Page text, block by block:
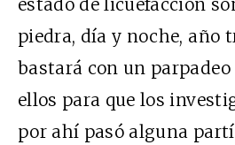
estado de licuefacción
piedra, día y noche, año
bastará con un
ellos para que los
por ahí pasó alguna